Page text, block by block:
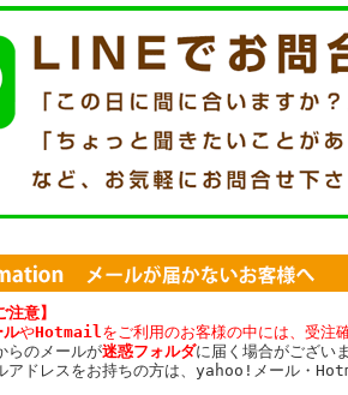
注意】
やHotmailをご利用のお客様の中には、受注
らのメールが迷惑フォルダに届く場合がござい
アドレスをお持ちの方は、yahoo!メール・